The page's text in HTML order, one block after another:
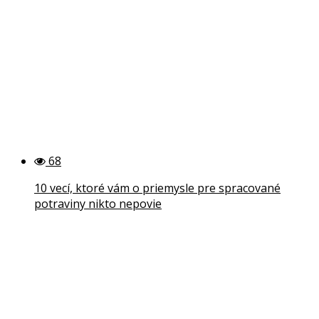
68
10 vecí, ktoré vám o priemysle pre spracované
potraviny nikto nepovie